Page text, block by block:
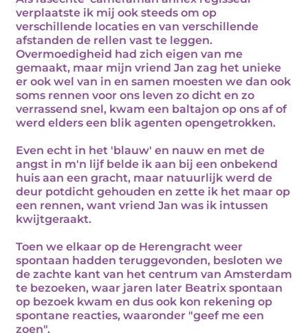
verplaatste ik mij ook steeds om op
verschillende locaties en van verschillende
afstanden de rellen vast te leggen.
Overmoedigheid had zich eigen van me
gemaakt, maar mijn vriend Jan zag het unieke
er ook wel van in en samen moesten we dan ook
soms rennen voor ons leven zo dicht en zo
verrassend snel, kwam een baltajon op ons af of
werd elders een blik agenten opengetrokken.
Even echt in het 'blauw' en nauw en met de
angst in m'n lijf belde ik aan bij een onbekend
huis aan een gracht, maar natuurlijk werd de
deur potdicht gehouden en zette ik het maar op
een rennen, want vriend Jan was ik intussen
kwijtgeraakt.
Toen we elkaar op de Herengracht weer
spontaan hadden teruggevonden, besloten we
de zachte kant van het centrum van Amsterdam
te bezoeken, waar jaren later Beatrix spontaan
op bezoek kwam en dus ook kon rekening op
spontane reacties, waaronder "geef me een
zoen".